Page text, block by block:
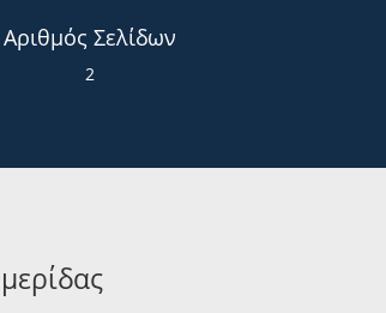
Αριθμός Σελίδων
2